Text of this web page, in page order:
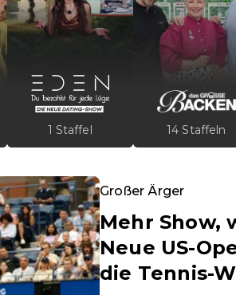
1 Staffel 14 Staffeln
Großer Ärger
Mehr Show,
Neue US-
die Tennis-